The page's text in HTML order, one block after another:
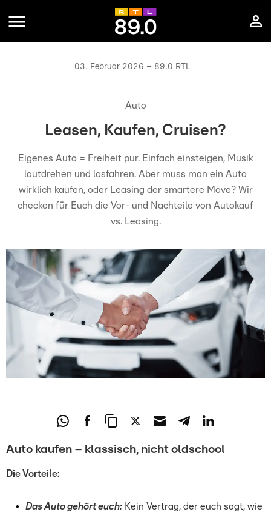
03. Februar 2026 – 89.0 RTL
Auto
Leasen, Kaufen, Cruisen?
Eigenes Auto = Freiheit pur. Einfach einsteigen, Musik
lautdrehen und losfahren. Aber muss man ein Auto
wirklich kaufen, oder Leasing der smartere Move? Wir
checken für Euch die Vor- und Nachteile von Autokauf
vs. Leasing.
Auto kaufen – klassisch, nicht oldschool
Die Vorteile:
Das Auto gehört euch: Kein Vertrag, der euch sagt, wie